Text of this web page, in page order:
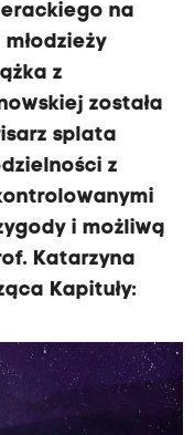
na
z
została
splata
z
i możliwą
Katarzyna
Kapituły: